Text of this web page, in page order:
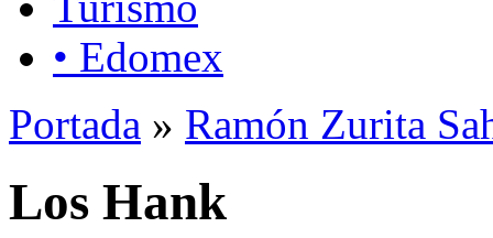
• Edomex
Portada » Ramón Zurita
Los Hank